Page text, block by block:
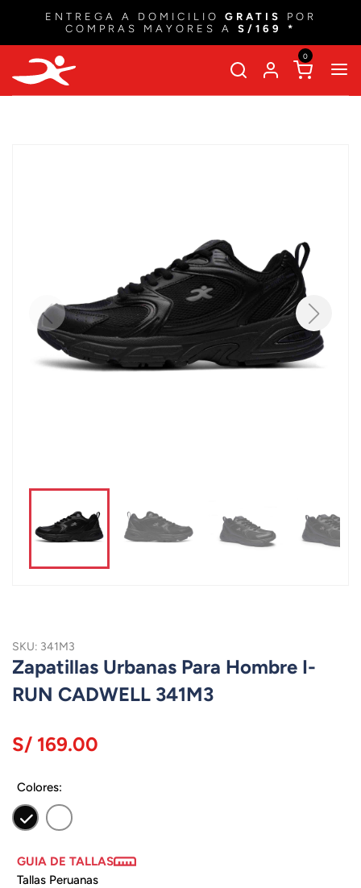
ENTREGA A DOMICILIO GRATIS
POR
COMPRAS MAYORES A S/169 *
0
SKU: 341M3
Zapatillas Urbanas Para Hombre I-
RUN CADWELL 341M3
S/ 169.00
Colores:
GUIA DE TALLAS
Tallas Peruanas